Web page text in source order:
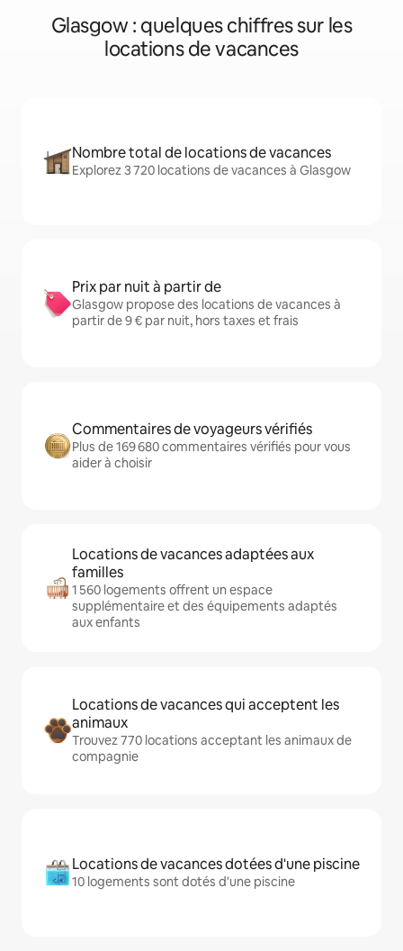
Glasgow : quelques chiffres sur les
locations de vacances
Nombre total de locations de vacances
Explorez 3 720 locations de vacances à Glasgow
Prix par nuit à partir de
Glasgow propose des locations de vacances à
partir de 9 € par nuit, hors taxes et frais
Commentaires de voyageurs vérifiés
Plus de 169 680 commentaires vérifiés pour vous
aider à choisir
Locations de vacances adaptées aux
familles
1 560 logements offrent un espace
supplémentaire et des équipements adaptés
aux enfants
Locations de vacances qui acceptent les
animaux
Trouvez 770 locations acceptant les animaux de
compagnie
Locations de vacances dotées d'une piscine
10 logements sont dotés d'une piscine